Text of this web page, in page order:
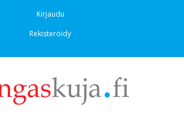
Kirjaudu
Rekisteröidy